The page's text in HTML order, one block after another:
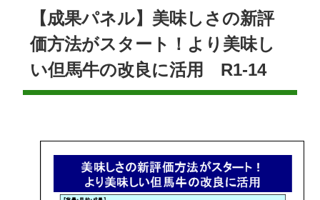
【成果パネル】美味しさの新評
価方法がスタート！より美味し
い但馬牛の改良に活用 R1-14